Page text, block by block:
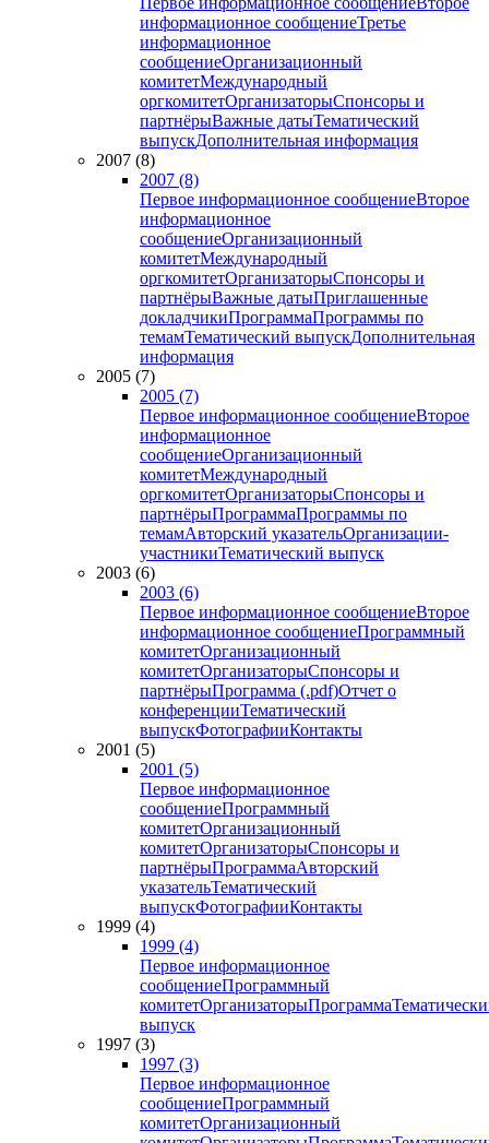
информационное сообщениеТретье
информационное
сообщениеОрганизационный
комитетМеждународный
оргкомитетОрганизаторыСпонсоры и
партнёрыВажные датыТематический
выпускДополнительная информация
2007 (8)
2007 (8)
Первое информационное сообщениеВторое
информационное
сообщениеОрганизационный
комитетМеждународный
оргкомитетОрганизаторыСпонсоры и
партнёрыВажные датыПриглашенные
докладчикиПрограммаПрограммы по
темамТематический выпускДополнительная
информация
2005 (7)
2005 (7)
Первое информационное сообщениеВторое
информационное
сообщениеОрганизационный
комитетМеждународный
оргкомитетОрганизаторыСпонсоры и
партнёрыПрограммаПрограммы по
темамАвторский указательОрганизации-
участникиТематический выпуск
2003 (6)
2003 (6)
Первое информационное сообщениеВторое
информационное сообщениеПрограммный
комитетОрганизационный
комитетОрганизаторыСпонсоры и
партнёрыПрограмма (.pdf)Отчет о
конференцииТематический
выпускФотографииКонтакты
2001 (5)
2001 (5)
Первое информационное
сообщениеПрограммный
комитетОрганизационный
комитетОрганизаторыСпонсоры и
партнёрыПрограммаАвторский
указательТематический
выпускФотографииКонтакты
1999 (4)
1999 (4)
Первое информационное
сообщениеПрограммный
комитетОрганизаторыПрограмма
выпуск
1997 (3)
1997 (3)
Первое информационное
сообщениеПрограммный
комитетОрганизационный